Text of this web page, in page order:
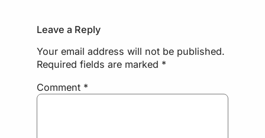
Leave a Reply
Your email address will not be published.
Required fields are marked *
Comment *